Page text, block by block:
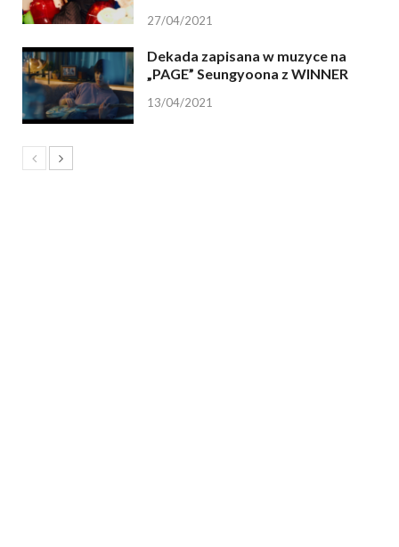
27/04/2021
Dekada zapisana w muzyce na
„PAGE” Seungyoona z WINNER
13/04/2021